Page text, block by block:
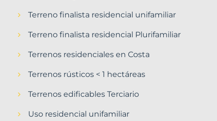
Terreno finalista residencial unifamiliar
Terreno finalista residencial Plurifamiliar
Terrenos residenciales en Costa
Terrenos rústicos < 1 hectáreas
Terrenos edificables Terciario
Uso residencial unifamiliar